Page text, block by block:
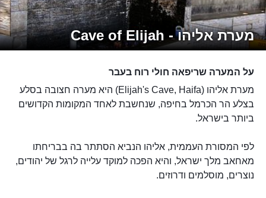
מערת אליהו - Cave of Elijah
על המערה שריפאה חולי רוח בעבר
מערת אליהו (Elijah's Cave, Haifa) היא מערה חצובה בסלע
בצלע הר הכרמל בחיפה, שנחשבת לאחד המקומות הקדושים
ביותר בישראל.
לפי המסורת העממית, אליהו הנביא הסתתר בה בבריחתו
מאחאב מלך ישראל, והיא הפכה למוקד עלייה לרגל של יהודים,
נוצרים, מוסלמים ודרוזים.